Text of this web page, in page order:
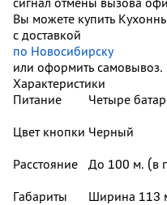
Вы можете купить
с доставкой
по Новосибирску
или оформить самовывоз.
Характеристики
Питание
Четыре
Цвет кнопки Черный
Расстояние
До 100 м. (в
Габариты
Ширина 113